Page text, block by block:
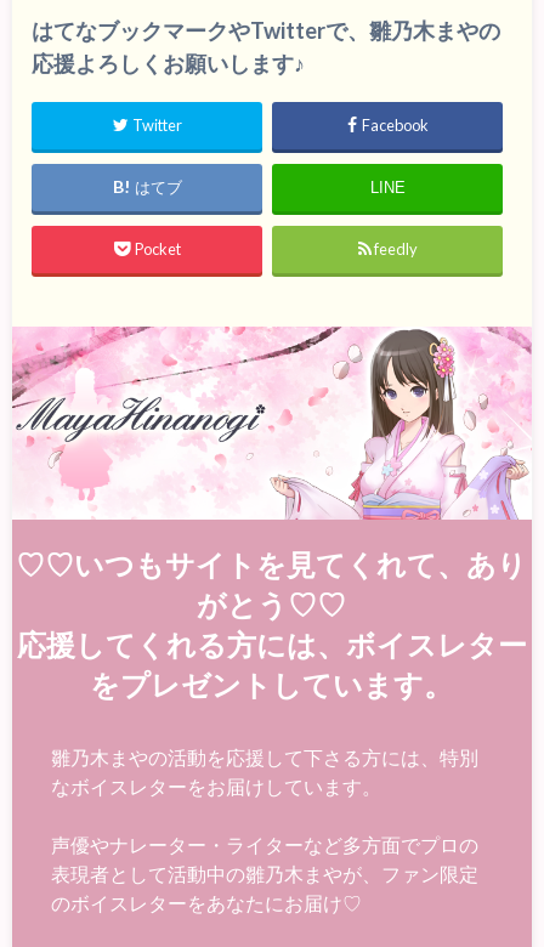
はてなブックマークやTwitterで、雛乃木まやの
応援よろしくお願いします♪
Twitter Facebook
はてブ LINE
Pocket feedly
♡♡いつもサイトを見てくれて、あり
がとう♡♡
応援してくれる方には、ボイスレター
をプレゼントしています。
雛乃木まやの活動を応援して下さる方には、特別
なボイスレターをお届けしています。
声優やナレーター・ライターなど多方面でプロの
表現者として活動中の雛乃木まやが、ファン限定
のボイスレターをあなたにお届け♡